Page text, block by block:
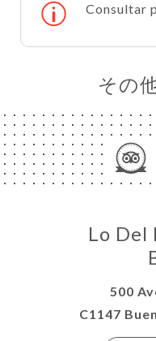
Consultar
その
Lo Del
500
C1147